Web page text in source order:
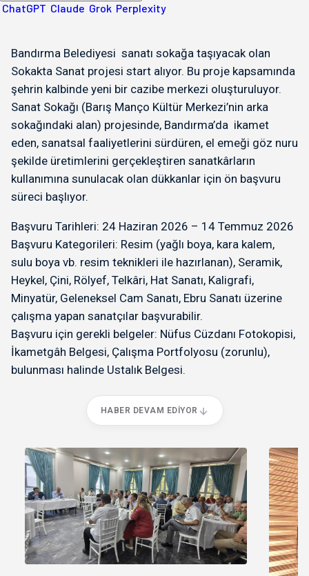
ChatGPT Claude Grok Perplexity
Bandırma Belediyesi sanatı sokağa taşıyacak olan
Sokakta Sanat projesi start alıyor. Bu proje kapsamında
şehrin kalbinde yeni bir cazibe merkezi oluşturuluyor.
Sanat Sokağı (Barış Manço Kültür Merkezi’nin arka
sokağındaki alan) projesinde, Bandırma’da ikamet
eden, sanatsal faaliyetlerini sürdüren, el emeği göz nuru
şekilde üretimlerini gerçekleştiren sanatkârların
kullanımına sunulacak olan dükkanlar için ön başvuru
süreci başlıyor.
Başvuru Tarihleri: 24 Haziran 2026 – 14 Temmuz 2026
Başvuru Kategorileri: Resim (yağlı boya, kara kalem,
sulu boya vb. resim teknikleri ile hazırlanan), Seramik,
Heykel, Çini, Rölyef, Telkâri, Hat Sanatı, Kaligrafi,
Minyatür, Geleneksel Cam Sanatı, Ebru Sanatı üzerine
çalışma yapan sanatçılar başvurabilir.
Başvuru için gerekli belgeler: Nüfus Cüzdanı Fotokopisi,
İkametgâh Belgesi, Çalışma Portfolyosu (zorunlu),
bulunması halinde Ustalık Belgesi.
HABER DEVAM EDIYOR